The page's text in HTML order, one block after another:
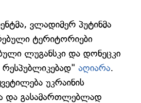
ვლადიმერ პუტინმა
ტერიტორიები
ლუგანსკი და დონეცკი
აღიარა.
უკრაინის
და გასამართლებლად